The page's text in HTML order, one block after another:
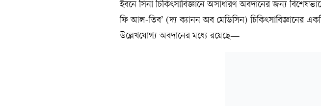
ইবনে সিনা চিকিৎসাবিজ্ঞানে অসাধারণ অবদানের জন্য
ফি আল-তিব’ (দ্য ক্যানন অব মেডিসিন) চিকিৎসাবিজ্ঞানের
উল্লেখযোগ্য অবদানের মধ্যে রয়েছে—